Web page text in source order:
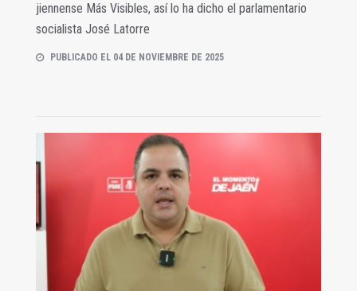
jiennense Más Visibles, así lo ha dicho el parlamentario
socialista José Latorre
PUBLICADO EL 04 DE NOVIEMBRE DE 2025